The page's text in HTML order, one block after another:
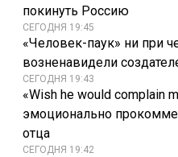
покинуть Россию
СЕГОДНЯ 19:45
«Человек-паук» ни при
возненавидели
СЕГОДНЯ 19:43
«Wish he would complain
эмоционально
отца
СЕГОДНЯ 19:42